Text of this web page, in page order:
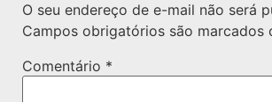
O seu endereço de e-mail não será
Campos obrigatórios são marcados
Comentário *